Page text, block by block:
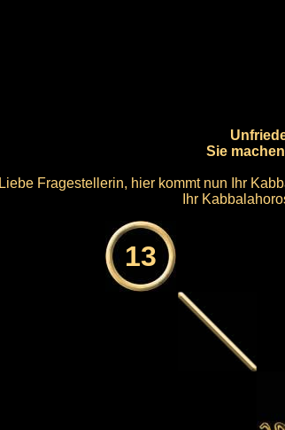
Sie
Liebe Fragestellerin, hier kommt nun Ihr
Ihr
13